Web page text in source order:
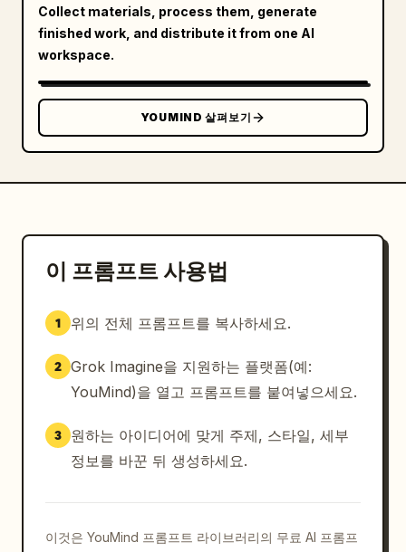
Collect materials, process them, generate
finished work, and distribute it from one AI
workspace.
YOUMIND 살펴보기
이 프롬프트 사용법
1 위의 전체 프롬프트를 복사하세요.
2 Grok Imagine을 지원하는 플랫폼(예:
YouMind)을 열고 프롬프트를 붙여넣으세요.
3
원하는 아이디어에 맞게 주제, 스타일, 세부
정보를 바꾼 뒤 생성하세요.
이것은 YouMind 프롬프트 라이브러리의 무료 AI 프롬프